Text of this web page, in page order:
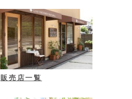
販売店一覧